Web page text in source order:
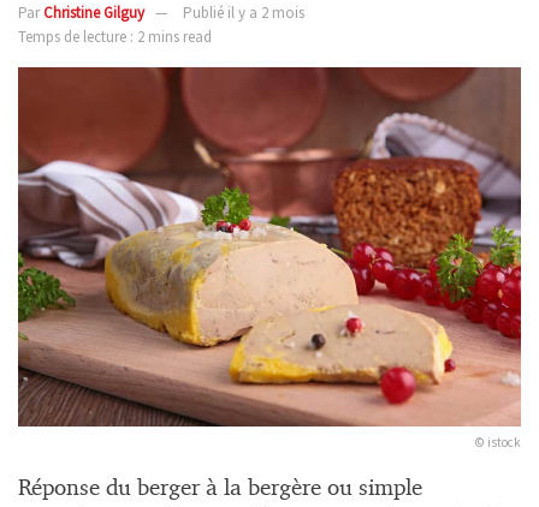
ParChristine Gilguy
Publié il y a 2 mois
Temps de lecture : 2 mins read
© istock
Réponse du berger à la bergère ou simple